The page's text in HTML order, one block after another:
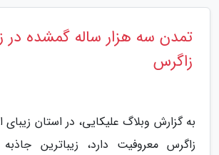
تمدن سه هزار ساله گمشده در
زاگرس
به گزارش وبلاگ علیکایی، در استان
زاگرس معروفیت دارد، زیباترین